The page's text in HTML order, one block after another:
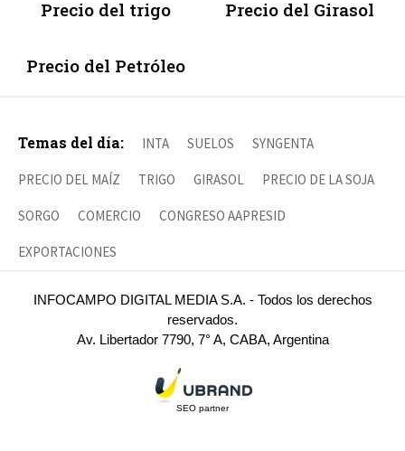
Precio del trigo Precio del Girasol
Precio del Petróleo
Temas del día: INTA SUELOS SYNGENTA
PRECIO DEL MAÍZ TRIGO GIRASOL PRECIO DE LA SOJA
SORGO COMERCIO CONGRESO AAPRESID
EXPORTACIONES
INFOCAMPO DIGITAL MEDIA S.A. - Todos los derechos
reservados.
Av. Libertador 7790, 7° A, CABA, Argentina
SEO partner